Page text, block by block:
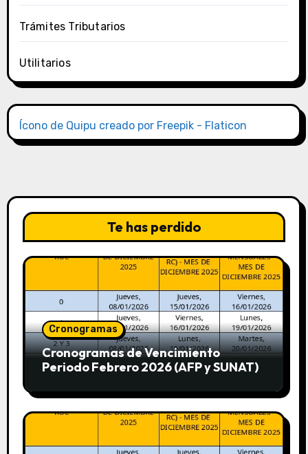
Trámites Tributarios
Utilitarios
Ícono de Quipu creado por Freepik - Flaticon
Te has perdido
Cronogramas
Cronogramas de Vencimiento
Periodo Febrero 2026 (AFP y SUNAT)